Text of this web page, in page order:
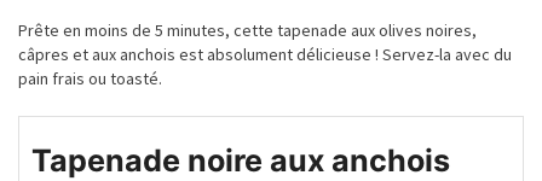
Prête en moins de 5 minutes, cette tapenade aux olives noires,
câpres et aux anchois est absolument délicieuse ! Servez-la avec du
pain frais ou toasté.
Tapenade noire aux anchois